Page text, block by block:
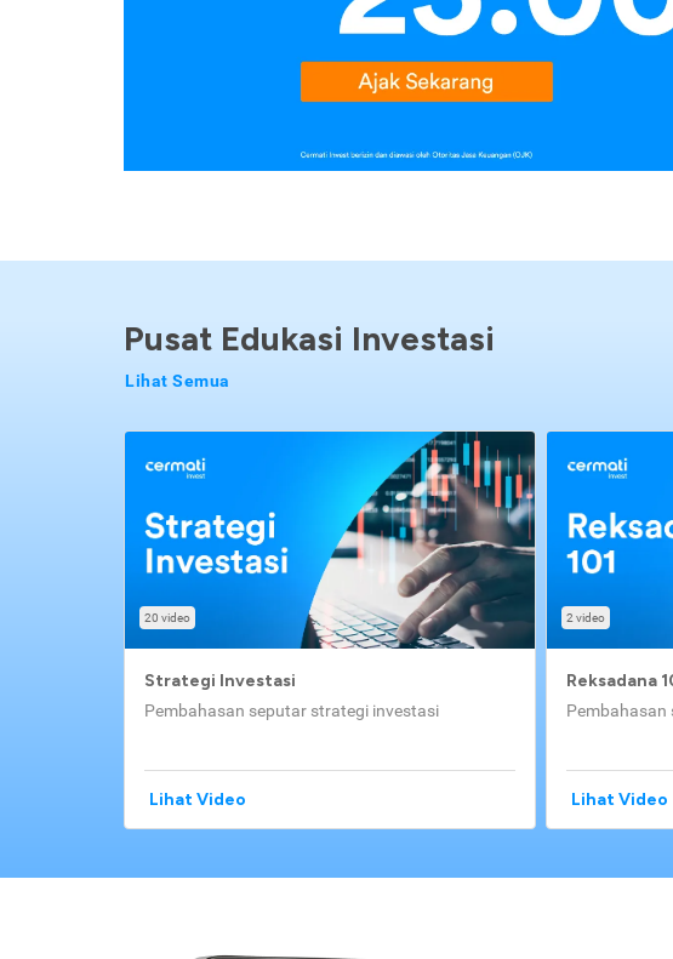
Pusat Edukasi Investasi
Lihat Semua
20 video
Strategi Investasi
Pembahasan seputar strategi investasi
Lihat Video
2 video
Reksadana
Pembahasan
Lihat Video